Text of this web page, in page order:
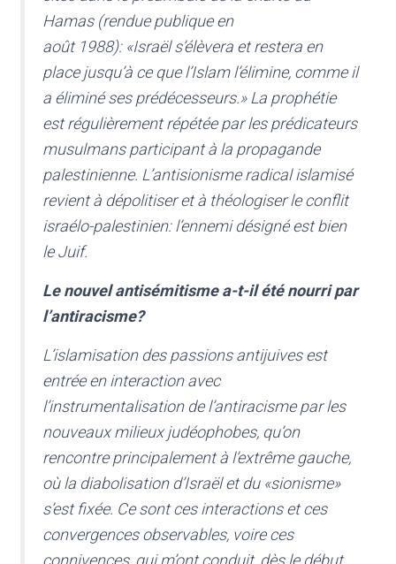
Hamas (rendue publique en
août 1988): «Israël s’élèvera et restera en
place jusqu’à ce que l’Islam l’élimine, comme il
a éliminé ses prédécesseurs.»La prophétie
est régulièrement répétée par les prédicateurs
musulmans participant à la propagande
palestinienne. L’antisionisme radical islamisé
revient à dépolitiser et à théologiser le conflit
israélo-palestinien: l’ennemi désigné est bien
le Juif.
Le nouvel antisémitisme a-t-il été nourri par
l’antiracisme?
L’islamisation des passions antijuives est
entrée en interaction avec
l’instrumentalisation de l’antiracisme par les
nouveaux milieux judéophobes, qu’on
rencontre principalement à l’extrême gauche,
où la diabolisation d’Israël et du «sionisme»
s’est fixée. Ce sont ces interactions et ces
convergences observables, voire ces
connivences, qui m’ont conduit, dès le début